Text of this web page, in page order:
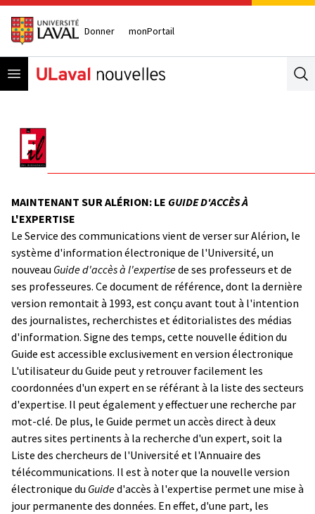
Donner monPortail
Open menu
MAINTENANT SUR ALÉRION: LE GUIDE D'ACCÈS À
L'EXPERTISE
Le Service des communications vient de verser sur Alérion, le
système d'information électronique de l'Université, un
nouveau Guide d'accès à l'expertisede ses professeurs et de
ses professeures. Ce document de référence, dont la dernière
version remontait à 1993, est conçu avant tout à l'intention
des journalistes, recherchistes et éditorialistes des médias
d'information. Signe des temps, cette nouvelle édition du
Guide est accessible exclusivement en version électronique
L'utilisateur du Guide peut y retrouver facilement les
coordonnées d'un expert en se référant à la liste des secteurs
d'expertise. Il peut également y effectuer une recherche par
mot-clé. De plus, le Guide permet un accès direct à deux
autres sites pertinents à la recherche d'un expert, soit la
Liste des chercheurs de l'Université et l'Annuaire des
télécommunications. Il est à noter que la nouvelle version
électronique du Guided'accès à l'expertise permet une mise à
jour permanente des données. En effet, d'une part, les